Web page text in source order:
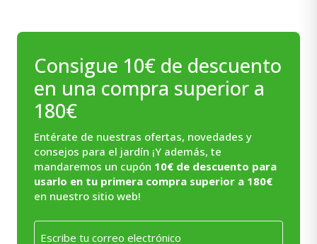
Consigue 10€ de descuento
en una compra superior a
180€
Entérate de nuestras ofertas, novedades y
consejos para el jardín ¡Y además, te
mandaremos un cupón 10€ de descuento para
usarlo en tu primera compra superior a 180€
en nuestro sitio web!
Email